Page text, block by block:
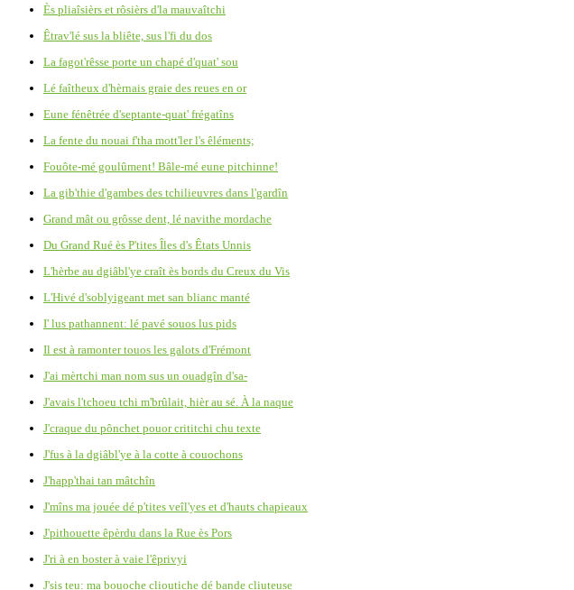
Ès pliaîsièrs et rôsièrs d'la mauvaîtchi
Êtrav'lé sus la bliête, sus l'fi du dos
La fagot'rêsse porte un chapé d'quat' sou
Lé faîtheux d'hèrnais graie des reues en or
Eune fénêtrée d'septante-quat' frégatîns
La fente du nouai f'tha mott'ler l's êléments;
Fouôte-mé goulûment! Bâle-mé eune pitchinne!
La gib'thie d'gambes des tchilieuvres dans l'gardîn
Grand mât ou grôsse dent, lé navithe mordache
Du Grand Rué ès P'tites Îles d's Êtats Unnis
L'hèrbe au dgiâbl'ye craît ès bords du Creux du Vis
L'Hivé d'soblyigeant met san blianc manté
I' lus pathannent: lé pavé souos lus pids
Il est à ramonter touos les galots d'Frémont
J'ai mèrtchi man nom sus un ouadgîn d'sa-
J'avais l'tchoeu tchi m'brûlait, hièr au sé. À la naque
J'craque du pônchet pouor crititchi chu texte
J'fus à la dgiâbl'ye à la cotte à couochons
J'happ'thai tan mâtchîn
J'mîns ma jouée dé p'tites veîl'yes et d'hauts chapieaux
J'pithouette êpèrdu dans la Rue ès Pors
J'ri à en boster à vaie l'êprivyi
J'sis teu: ma bouoche clioutiche dé bande cliuteuse